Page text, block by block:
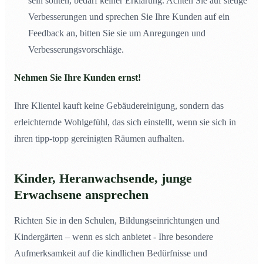
Verbesserungen und sprechen Sie Ihre Kunden auf ein
Feedback an, bitten Sie sie um Anregungen und
Verbesserungsvorschläge.
Nehmen Sie Ihre Kunden ernst!
Ihre Klientel kauft keine Gebäudereinigung, sondern das
erleichternde Wohlgefühl, das sich einstellt, wenn sie sich in
ihren tipp-topp gereinigten Räumen aufhalten.
Kinder, Heranwachsende, junge
Erwachsene ansprechen
Richten Sie in den Schulen, Bildungseinrichtungen und
Kindergärten – wenn es sich anbietet - Ihre besondere
Aufmerksamkeit auf die kindlichen Bedürfnisse und